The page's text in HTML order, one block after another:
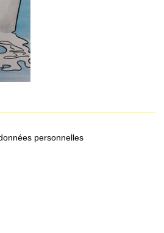
personnelles